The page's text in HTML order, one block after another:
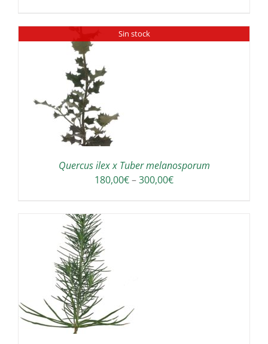
Sin stock
Quercus ilex x Tuber melanosporum
180,00€–300,00€Interval